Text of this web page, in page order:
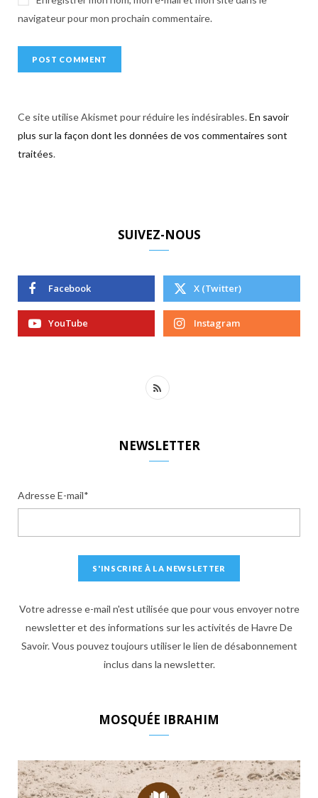
navigateur pour mon prochain commentaire.
Ce site utilise Akismet pour réduire les indésirables.En savoir
plus sur la façon dont les données de vos commentaires sont
traitées.
SUIVEZ-NOUS
Facebook X (Twitter)
YouTube Instagram
R
NEWSLETTER
Adresse E-mail*
Votre adresse e-mail n'est utilisée que pour vous envoyer notre
newsletter et des informations sur les activités de Havre De
Savoir. Vous pouvez toujours utiliser le lien de désabonnement
inclus dans la newsletter.
MOSQUÉE IBRAHIM